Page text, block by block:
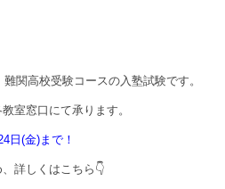
関高校受験コースの入塾試験です。
室窓口にて承ります。
日(金)まで！
詳しくはこちら👇